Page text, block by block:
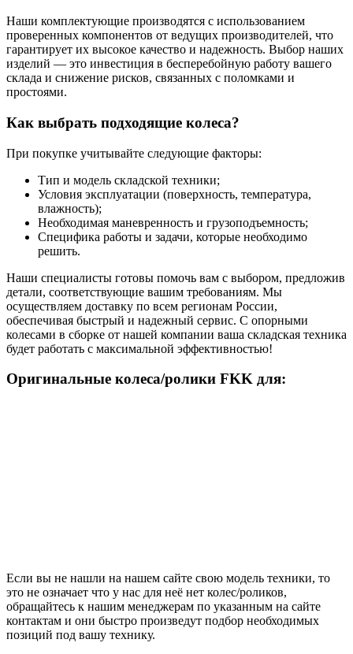
Наши комплектующие производятся с использованием
проверенных компонентов от ведущих производителей, что
гарантирует их высокое качество и надежность. Выбор наших
изделий — это инвестиция в бесперебойную работу вашего
склада и снижение рисков, связанных с поломками и
простоями.
Как выбрать подходящие колеса?
При покупке учитывайте следующие факторы:
Тип и модель складской техники;
Условия эксплуатации (поверхность, температура,
влажность);
Необходимая маневренность и грузоподъемность;
Специфика работы и задачи, которые необходимо
решить.
Наши специалисты готовы помочь вам с выбором, предложив
детали, соответствующие вашим требованиям. Мы
осуществляем доставку по всем регионам России,
обеспечивая быстрый и надежный сервис. С опорными
колесами в сборке от нашей компании ваша складская техника
будет работать с максимальной эффективностью!
Оригинальные колеса/ролики FKK для:
Если вы не нашли на нашем сайте свою модель техники, то
это не означает что у нас для неё нет колес/роликов,
обращайтесь к нашим менеджерам по указанным на сайте
контактам и они быстро произведут подбор необходимых
позиций под вашу технику.